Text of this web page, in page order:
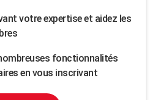
votre expertise et aidez les
fonctionnalités
en vous inscrivant